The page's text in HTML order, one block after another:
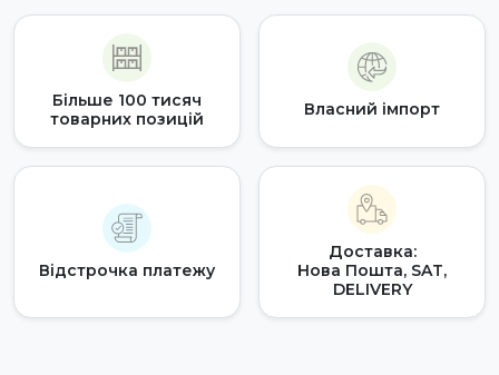
Більше 100 тисяч
товарних позицій
Власний імпорт
Відстрочка платежу
Доставка:
Нова Пошта, SAT,
DELIVERY